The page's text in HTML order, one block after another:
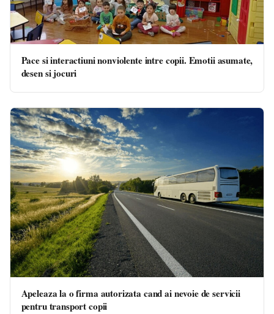
Pace si interactiuni nonviolente intre copii. Emotii asumate,
desen si jocuri
Apeleaza la o firma autorizata cand ai nevoie de servicii
pentru transport copii